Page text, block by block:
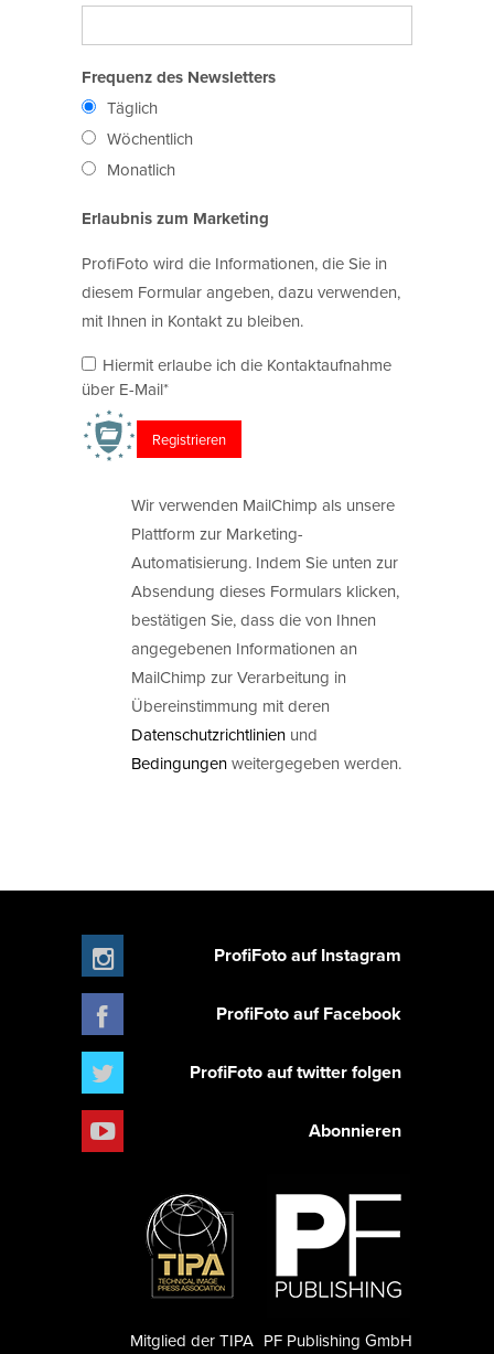
Frequenz des Newsletters
Täglich
Wöchentlich
Monatlich
Erlaubnis zum Marketing
ProfiFoto wird die Informationen, die Sie in
diesem Formular angeben, dazu verwenden,
mit Ihnen in Kontakt zu bleiben.
Hiermit erlaube ich die Kontaktaufnahme
über E-Mail*
Wir verwenden MailChimp als unsere
Plattform zur Marketing-
Automatisierung. Indem Sie unten zur
Absendung dieses Formulars klicken,
bestätigen Sie, dass die von Ihnen
angegebenen Informationen an
MailChimp zur Verarbeitung in
Übereinstimmung mit deren
Datenschutzrichtlinien und
Bedingungenweitergegeben werden.
ProfiFoto auf Instagram
ProfiFoto auf Facebook
ProfiFoto auf twitter folgen
Abonnieren
PF Publishing GmbH
Mitglied der TIPA